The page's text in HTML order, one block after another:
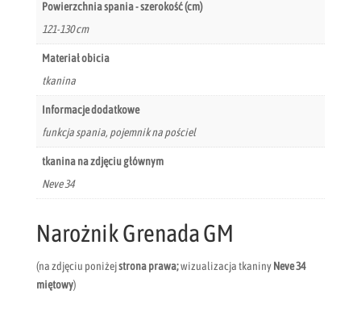
Narożnik Grenada GM
(na zdjęciu poniżejstrona prawa;wizualizacja tkaninyNeve 34
miętowy)
Powierzchnia spania - szerokość (cm)
121-130 cm
Materiał obicia
tkanina
Informacje dodatkowe
funkcja spania, pojemnik na pościel
tkanina na zdjęciu głównym
Neve 34